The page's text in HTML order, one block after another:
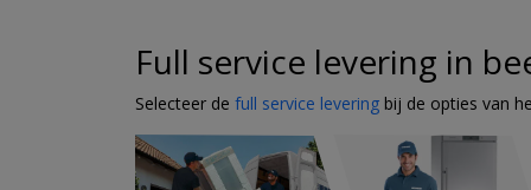
Full service levering in
Selecteer de full service levering bij de opties van